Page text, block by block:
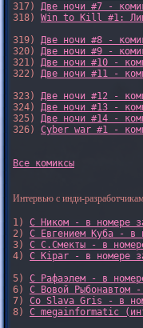
317) Две ночи #7 -
318) Win to Kill #1:
319) Две ночи #8 -
320) Две ночи #9 -
321) Две ночи #10 -
322) Две ночи #11 -
323) Две ночи #12 -
324) Две ночи #13 -
325) Две ночи #14 -
326) Cyber war #1 -
Все комиксы
Интервью с инди-
1) С Ником - в номере
2) С Евгением Куба - в
3) С С.Смекты - в
4) С Kipar - в номере
5) С Рафаэлем - в
6) С Вовой Рыбонавтом
7) Со Slava Gris - в
8) С megainformatic